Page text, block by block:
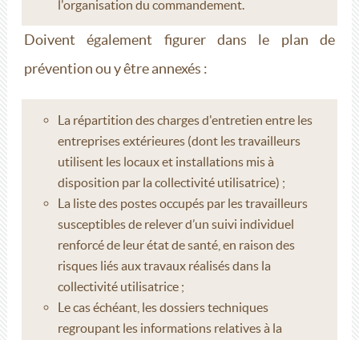
l'organisation du commandement.
Doivent également figurer dans le plan de
prévention ou y être annexés :
La répartition des charges d'entretien entre les
entreprises extérieures (dont les travailleurs
utilisent les locaux et installations mis à
disposition par la collectivité utilisatrice) ;
La liste des postes occupés par les travailleurs
susceptibles de relever d’un suivi individuel
renforcé de leur état de santé, en raison des
risques liés aux travaux réalisés dans la
collectivité utilisatrice ;
Le cas échéant, les dossiers techniques
regroupant les informations relatives à la